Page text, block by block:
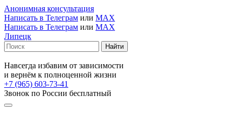
Анонимная консультация
Написать в Телеграм или MAX
Написать в Телеграм или MAX
Липецк
Навсегда избавим от зависимости
и вернём к полноценной жизни
+7 (965) 603-73-41
Звонок по России бесплатный